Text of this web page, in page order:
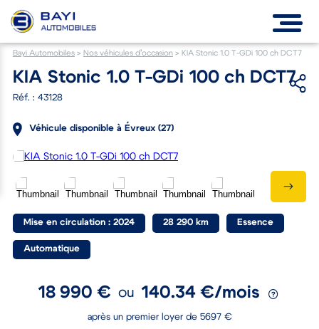
Bayi Automobiles> Nos véhicules d’occasion> KIA Stonic 1.0 T-GDi 100 ch DCT7
KIA Stonic 1.0 T-GDi 100 ch DCT7
Réf. : 43128
Véhicule disponible à Évreux (27)
Mise en circulation : 2024 28 290 km Essence
Automatique
18 990 € ou 140.34 €/mois
après un premier loyer de 5697 €